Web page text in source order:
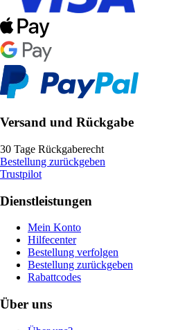
Versand und Rückgabe
30 Tage Rückgaberecht
Bestellung zurückgeben
Trustpilot
Dienstleistungen
Mein Konto
Hilfecenter
Bestellung verfolgen
Bestellung zurückgeben
Rabattcodes
Über uns